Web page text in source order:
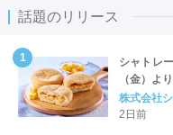
話題のリリース
シャトレ
（金）よ
株式会社
2日前